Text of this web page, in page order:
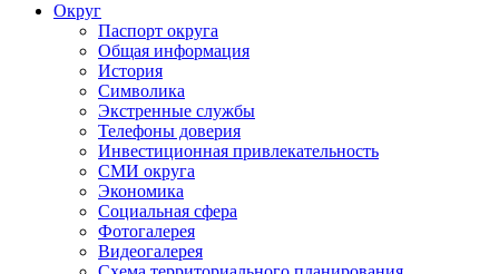
Округ
Паспорт округа
Общая информация
История
Символика
Экстренные службы
Телефоны доверия
Инвестиционная привлекательность
СМИ округа
Экономика
Социальная сфера
Фотогалерея
Видеогалерея